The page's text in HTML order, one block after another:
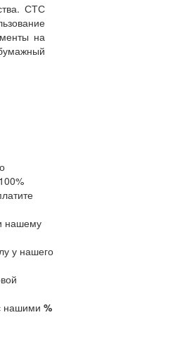
СТС
на
нашему
у нашего
нашими %